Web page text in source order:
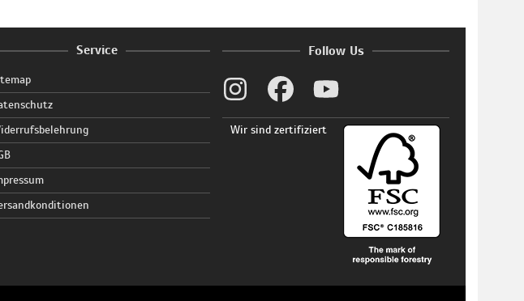
Service Follow Us
Wir sind zertifiziert